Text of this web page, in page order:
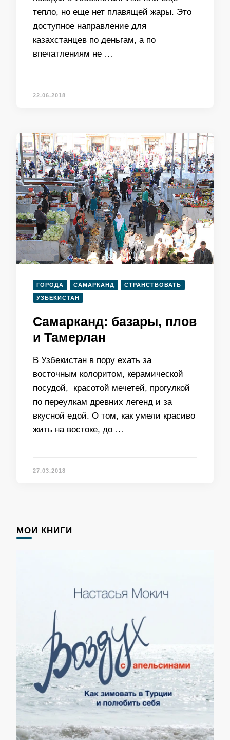
тепло, но еще нет плавящей жары. Это
доступное направление для
казахстанцев по деньгам, а по
впечатлениям не …
22.06.2018
ГОРОДА САМАРКАНД СТРАНСТВОВАТЬ
УЗБЕКИСТАН
Самарканд: базары, плов
и Тамерлан
В Узбекистан в пору ехать за
восточным колоритом, керамической
посудой, красотой мечетей, прогулкой
по переулкам древних легенд и за
вкусной едой. О том, как умели красиво
жить на востоке, до …
27.03.2018
МОИ КНИГИ